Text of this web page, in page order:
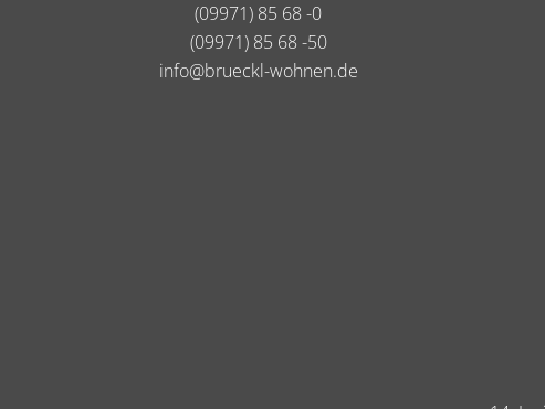
(09971) 85 68 -0
(09971) 85 68 -50
info@brueckl-wohnen.de